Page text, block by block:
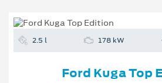
2.5 l 178 kW
Ford Kuga Top